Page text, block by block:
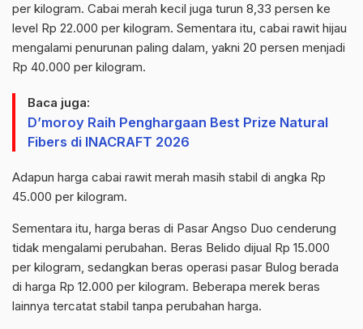
per kilogram. Cabai merah kecil juga turun 8,33 persen ke
level Rp 22.000 per kilogram. Sementara itu, cabai rawit hijau
mengalami penurunan paling dalam, yakni 20 persen menjadi
Rp 40.000 per kilogram.
Baca juga:
D’moroy Raih Penghargaan Best Prize Natural
Fibers di INACRAFT 2026
Adapun harga cabai rawit merah masih stabil di angka Rp
45.000 per kilogram.
Sementara itu, harga beras di Pasar Angso Duo cenderung
tidak mengalami perubahan. Beras Belido dijual Rp 15.000
per kilogram, sedangkan beras operasi pasar Bulog berada
di harga Rp 12.000 per kilogram. Beberapa merek beras
lainnya tercatat stabil tanpa perubahan harga.